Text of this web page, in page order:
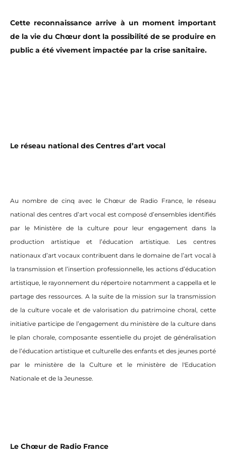
Cette reconnaissance arrive à un moment important
de la vie du Chœur dont la possibilité de se produire en
public a été vivement impactée par la crise sanitaire.
Le réseau national des Centres d’art vocal
Au nombre de cinq avec le Chœur de Radio France, le réseau
national des centres d’art vocal est composé d’ensembles identifiés
par le Ministère de la culture pour leur engagement dans la
production artistique et l’éducation artistique. Les centres
nationaux d’art vocaux contribuent dans le domaine de l’art vocal à
la transmission et l’insertion professionnelle, les actions d’éducation
artistique, le rayonnement du répertoire notamment a cappella et le
partage des ressources. A la suite de la mission sur la transmission
de la culture vocale et de valorisation du patrimoine choral, cette
initiative participe de l’engagement du ministère de la culture dans
le plan chorale, composante essentielle du projet de généralisation
de l’éducation artistique et culturelle des enfants et des jeunes porté
par le ministère de la Culture et le ministère de l'Education
Nationale et de la Jeunesse.
Le Chœur de Radio France